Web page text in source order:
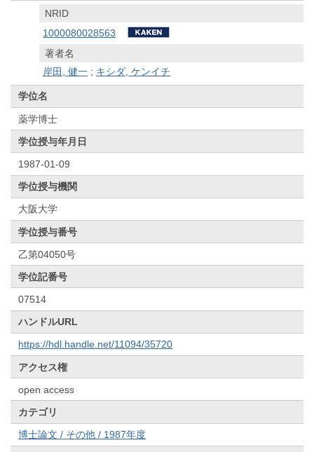
NRID
1000080028563
著者名
岸田, 健一 ; キシダ, ケンイチ
学位名
薬学博士
学位授与年月日
1987-01-09
学位授与機関
大阪大学
学位授与番号
乙第04050号
学位記番号
07514
ハンドルURL
https://hdl.handle.net/11094/35720
アクセス権
open access
カテゴリ
博士論文 / その他 / 1987年度